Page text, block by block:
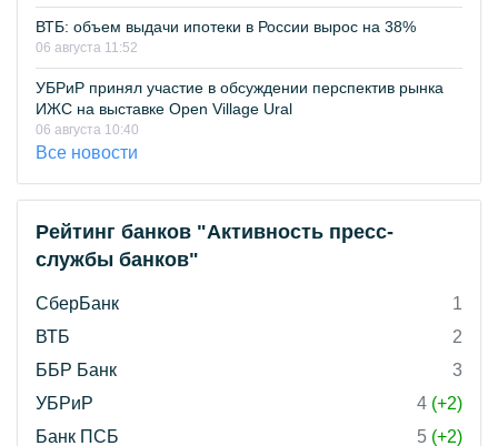
ВТБ: объем выдачи ипотеки в России вырос на 38%
06 августа 11:52
УБРиР принял участие в обсуждении перспектив рынка
ИЖС на выставке Open Village Ural
06 августа 10:40
Все новости
Рейтинг банков "Активность пресс-
службы банков"
СберБанк
1
ВТБ
2
ББР Банк
3
УБРиР
4 (+2)
Банк ПСБ
5 (+2)